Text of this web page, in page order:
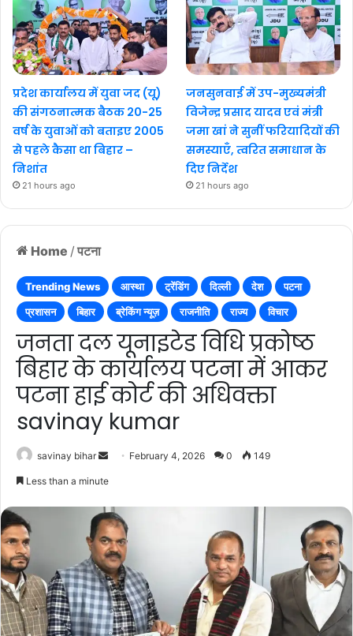
Home / पटना
Trending News आस्था ट्रेंडिंग दिल्ली देश
पटना
प्रशासन
बिहार ब्रेकिंग न्यूज़ राजनीति राज्य विचार
जनता दल यूनाइटेड विधि प्रकोष्ठ
बिहार के कार्यालय पटना में आकर
पटना हाई कोर्ट की अधिवक्ता
savinay kumar
savinay bihar
SendFebruary 4, 2026 0 149
Less than a minute
प्रदेश कार्यालय में युवा जद (यू)
की संगठनात्मक बैठक 20-25
वर्ष के युवाओं को बताइए 2005
से पहले कैसा था बिहार –
निशांत
21 hours ago
जनसुनवाई में उप-मुख्यमंत्री
विजेन्द्र प्रसाद यादव एवं मंत्री
जमा खां ने सुनीं फरियादियों की
समस्याएँ, त्वरित समाधान के
दिए निर्देश
21 hours ago